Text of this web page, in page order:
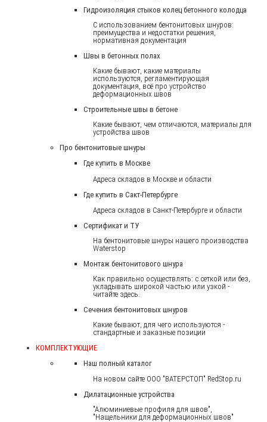
Гидроизоляция стыков колец бетонного колодца
С использованием бентонитовых шнуров:
преимущества и недостатки решения,
нормативная документация
Швы в бетонных полах
Какие бывают, какие материалы
используются, регламентирующая
документация, всё про устройство
деформационных швов
Строительные швы в бетоне
Какие бывают, чем отличаются, материалы для
устройства швов
Про бентонитовые шнуры
Где купить в Москве
Адреса складов в Москве и области
Где купить в Сакт-Петербурге
Адреса складов в Санкт-Петербурге и области
Сертификат и ТУ
На бентонитовые шнуры нашего производства
Waterstop
Монтаж бентонитового шнура
Как правильно осуществлять: с сеткой или без,
укладывать широкой частью или узкой -
читайте здесь.
Сечения бентонитовых шнуров
Какие бывают, для чего используются -
стандартные и заказные позиции
КОМПЛЕКТУЮЩИЕ
Наш полный каталог
На новом сайте ООО "ВАТЕРСТОП" RedStop.ru
Дилатационные устройства
"Алюминиевые профиля для швов",
"Нащельники для деформационных швов"